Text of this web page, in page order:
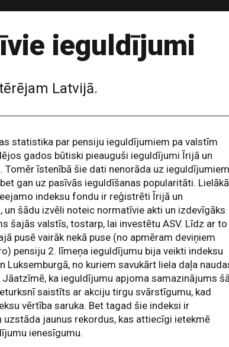
ieguldījumi
Latvijā.
statistika par pensiju ieguldījumiem pa valstīm
gados būtiski pieauguši ieguldījumi Īrijā un
Tomēr īstenībā šie dati nenorāda uz
gan uz pasīvās ieguldīšanas popularitāti. Lielākā
indeksu fondu ir reģistrēti Īrijā un
un šādu izvēli noteic normatīvie akti un izdevīgāks
šajās valstīs, tostarp, lai investētu ASV. Līdz ar to
pusē vairāk nekā puse (no apmēram deviņiem
pensiju 2. līmeņa ieguldījumu bija veikti indeksu
Luksemburgā, no kuriem savukārt liela daļa
Jāatzīmē, ka ieguldījumu apjoma samazinājums
saistīts ar akciju tirgu svārstīgumu, kad
vērtība saruka. Bet tagad šie indeksi ir
uzstāda jaunus rekordus, kas attiecīgi ietekmē
ienesīgumu.